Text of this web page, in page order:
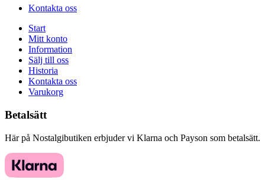
Kontakta oss
Start
Mitt konto
Information
Sälj till oss
Historia
Kontakta oss
Varukorg
Betalsätt
Här på Nostalgibutiken erbjuder vi Klarna och Payson som betalsätt.